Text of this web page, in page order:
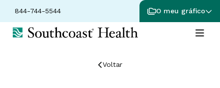
844-744-5544 O meu gráfico
Voltar